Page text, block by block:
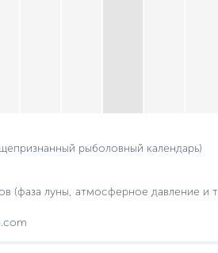
рыболовный календарь)
(фаза луны, атмосферное давление и